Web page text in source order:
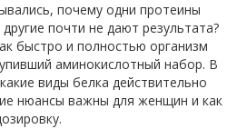
почему одни протеины
почти не дают результата?
быстро и полностью организм
аминокислотный набор. В
виды белка действительно
нюансы важны для женщин и как